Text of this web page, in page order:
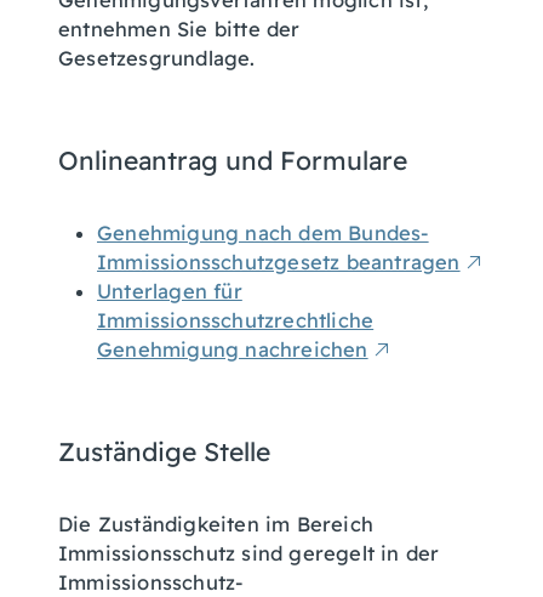
entnehmen Sie bitte der
Gesetzesgrundlage.
Onlineantrag und Formulare
Genehmigung nach dem Bundes-
Immissionsschutzgesetz beantragen
Unterlagen für
Immissionsschutzrechtliche
Genehmigung nachreichen
Zuständige Stelle
Die Zuständigkeiten im Bereich
Immissionsschutz sind geregelt in der
Immissionsschutz-